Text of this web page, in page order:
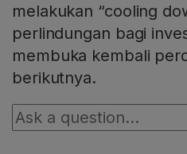
melakukan “cooling
perlindungan bagi
membuka kembali
berikutnya.